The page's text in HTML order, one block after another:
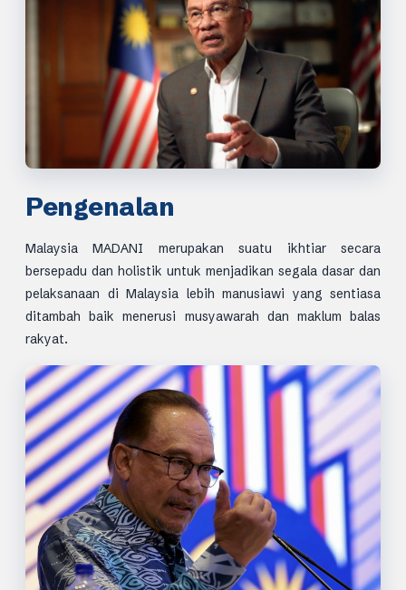
Pengenalan
Malaysia MADANI merupakan suatu ikhtiar secara
bersepadu dan holistik untuk menjadikan segala dasar dan
pelaksanaan di Malaysia lebih manusiawi yang sentiasa
ditambah baik menerusi musyawarah dan maklum balas
rakyat.